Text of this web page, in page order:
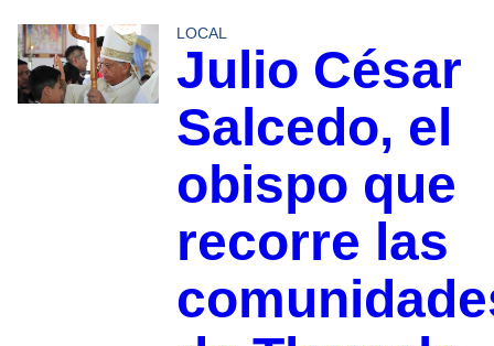
LOCAL
Julio César
Salcedo, el
obispo que
recorre las